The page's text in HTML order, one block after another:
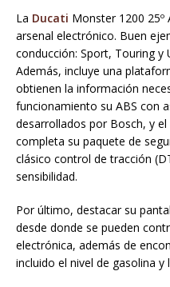
La Ducati Monster 1200
arsenal electrónico. Buen
conducción: Sport, Touring y
Además, incluye una
obtienen la información
funcionamiento su ABS con
desarrollados por Bosch, y el
completa su paquete de
clásico control de tracción
sensibilidad.
Por último, destacar su
desde donde se pueden
electrónica, además de
incluido el nivel de gasolina y